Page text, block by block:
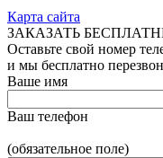
Карта сайта
ЗАКАЗАТЬ
Оставьте свой номер
и мы бесплатно
Ваше имя
Ваш телефон
(обязательное поле)